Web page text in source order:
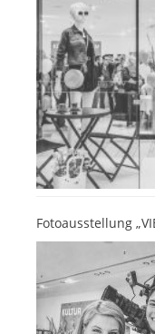
Fotoausstellung